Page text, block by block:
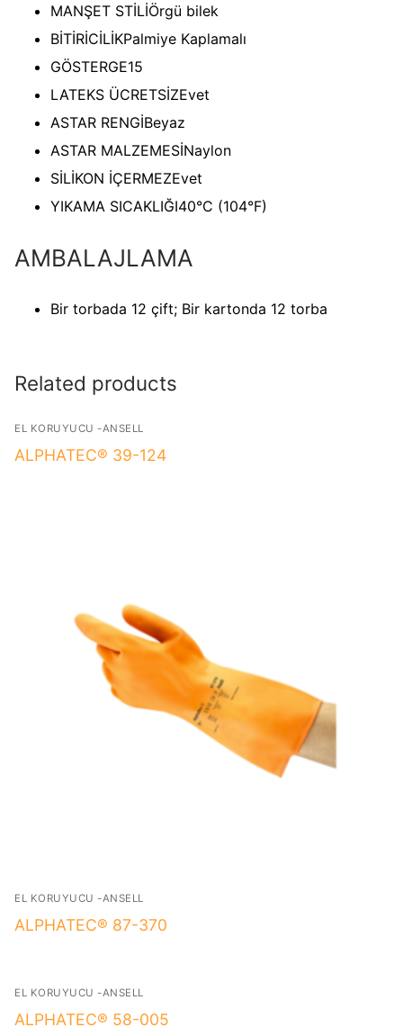
MANŞET STİLİÖrgü bilek
BİTİRİCİLİKPalmiye Kaplamalı
GÖSTERGE15
LATEKS ÜCRETSİZEvet
ASTAR RENGİBeyaz
ASTAR MALZEMESİNaylon
SİLİKON İÇERMEZEvet
YIKAMA SICAKLIĞI40°C (104°F)
AMBALAJLAMA
Bir torbada 12 çift; Bir kartonda 12 torba
Related products
EL KORUYUCU -ANSELL
ALPHATEC® 39-124
EL KORUYUCU -ANSELL
ALPHATEC® 87-370
EL KORUYUCU -ANSELL
ALPHATEC® 58-005